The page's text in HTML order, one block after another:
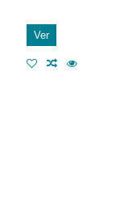
Ver